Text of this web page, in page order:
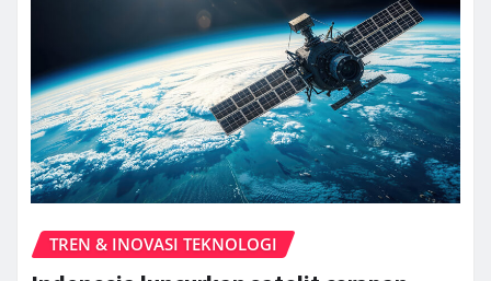
TREN & INOVASI TEKNOLOGI